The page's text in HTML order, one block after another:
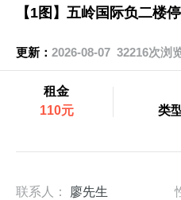
【1图】五岭国际负二楼
更新： 2026-08-07 32216次浏
租金
110元
类
联系人： 廖先生